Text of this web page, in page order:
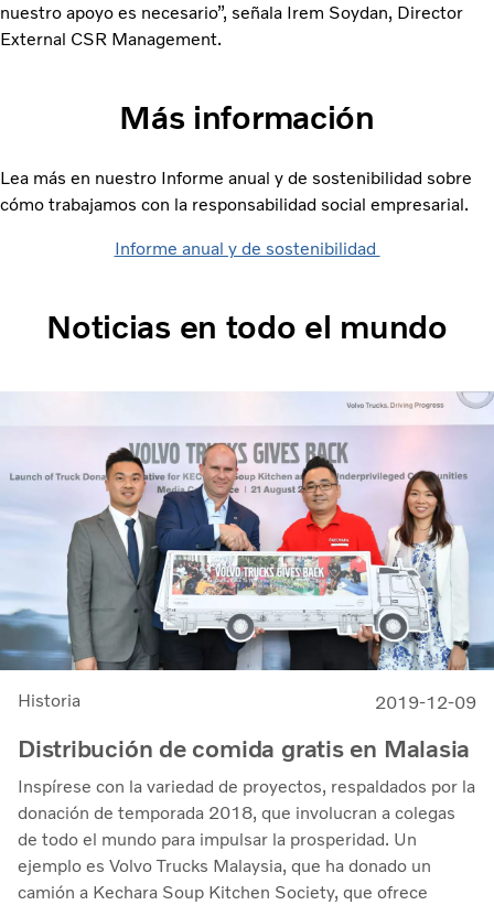
nuestro apoyo es necesario”, señala Irem Soydan, Director
External CSR Management.
Más información
Lea más en nuestro Informe anual y de sostenibilidad sobre
cómo trabajamos con la responsabilidad social empresarial.
Informe anual y de sostenibilidad
Noticias en todo el mundo
Historia 2019-12-09
Distribución de comida gratis en Malasia
Inspírese con la variedad de proyectos, respaldados por la
donación de temporada 2018, que involucran a colegas
de todo el mundo para impulsar la prosperidad. Un
ejemplo es Volvo Trucks Malaysia, que ha donado un
camión a Kechara Soup Kitchen Society, que ofrece